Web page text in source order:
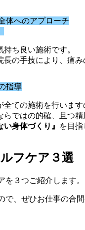
体へのアプローチ
ち良い施術です。
長の手技により、痛み
指導
全ての施術を行いま
らではの的確、且つ
い身体づくり』
を目指
フケア３選
を３つご紹介します。
で、ぜひお仕事の合